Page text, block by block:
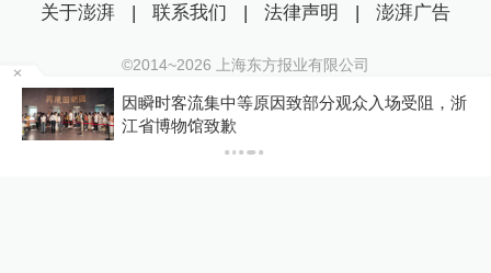
因瞬时客流集中等原因致部分观众入场受阻，浙
江省博物馆致歉
关于澎湃 | 联系我们 | 法律声明 | 澎湃广告
©2014~2026 上海东方报业有限公司
沪ICP证：沪B2-20170116 | 沪ICP备14003370号
互联网新闻信息服务许可证：31120170006
沪公网安备 31010602000299号